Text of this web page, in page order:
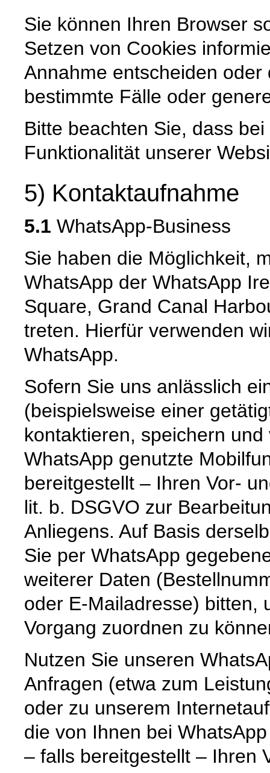
Sie können Ihren Browser
Setzen von Cookies
Annahme entscheiden
bestimmte Fälle oder
Bitte beachten Sie, dass
Funktionalität unserer
5) Kontaktaufnahme
5.1 WhatsApp-Business
Sie haben die Möglichkeit,
WhatsApp der WhatsApp
Square, Grand Canal
treten. Hierfür verwenden
WhatsApp.
Sofern Sie uns anlässlich
(beispielsweise einer
kontaktieren, speichern
WhatsApp genutzte
bereitgestellt – Ihren Vor-
lit. b. DSGVO zur
Anliegens. Auf Basis
Sie per WhatsApp
weiterer Daten
oder E-Mailadresse) bitten,
Vorgang zuordnen zu
Nutzen Sie unseren
Anfragen (etwa zum
oder zu unserem
die von Ihnen bei
– falls bereitgestellt – Ihren